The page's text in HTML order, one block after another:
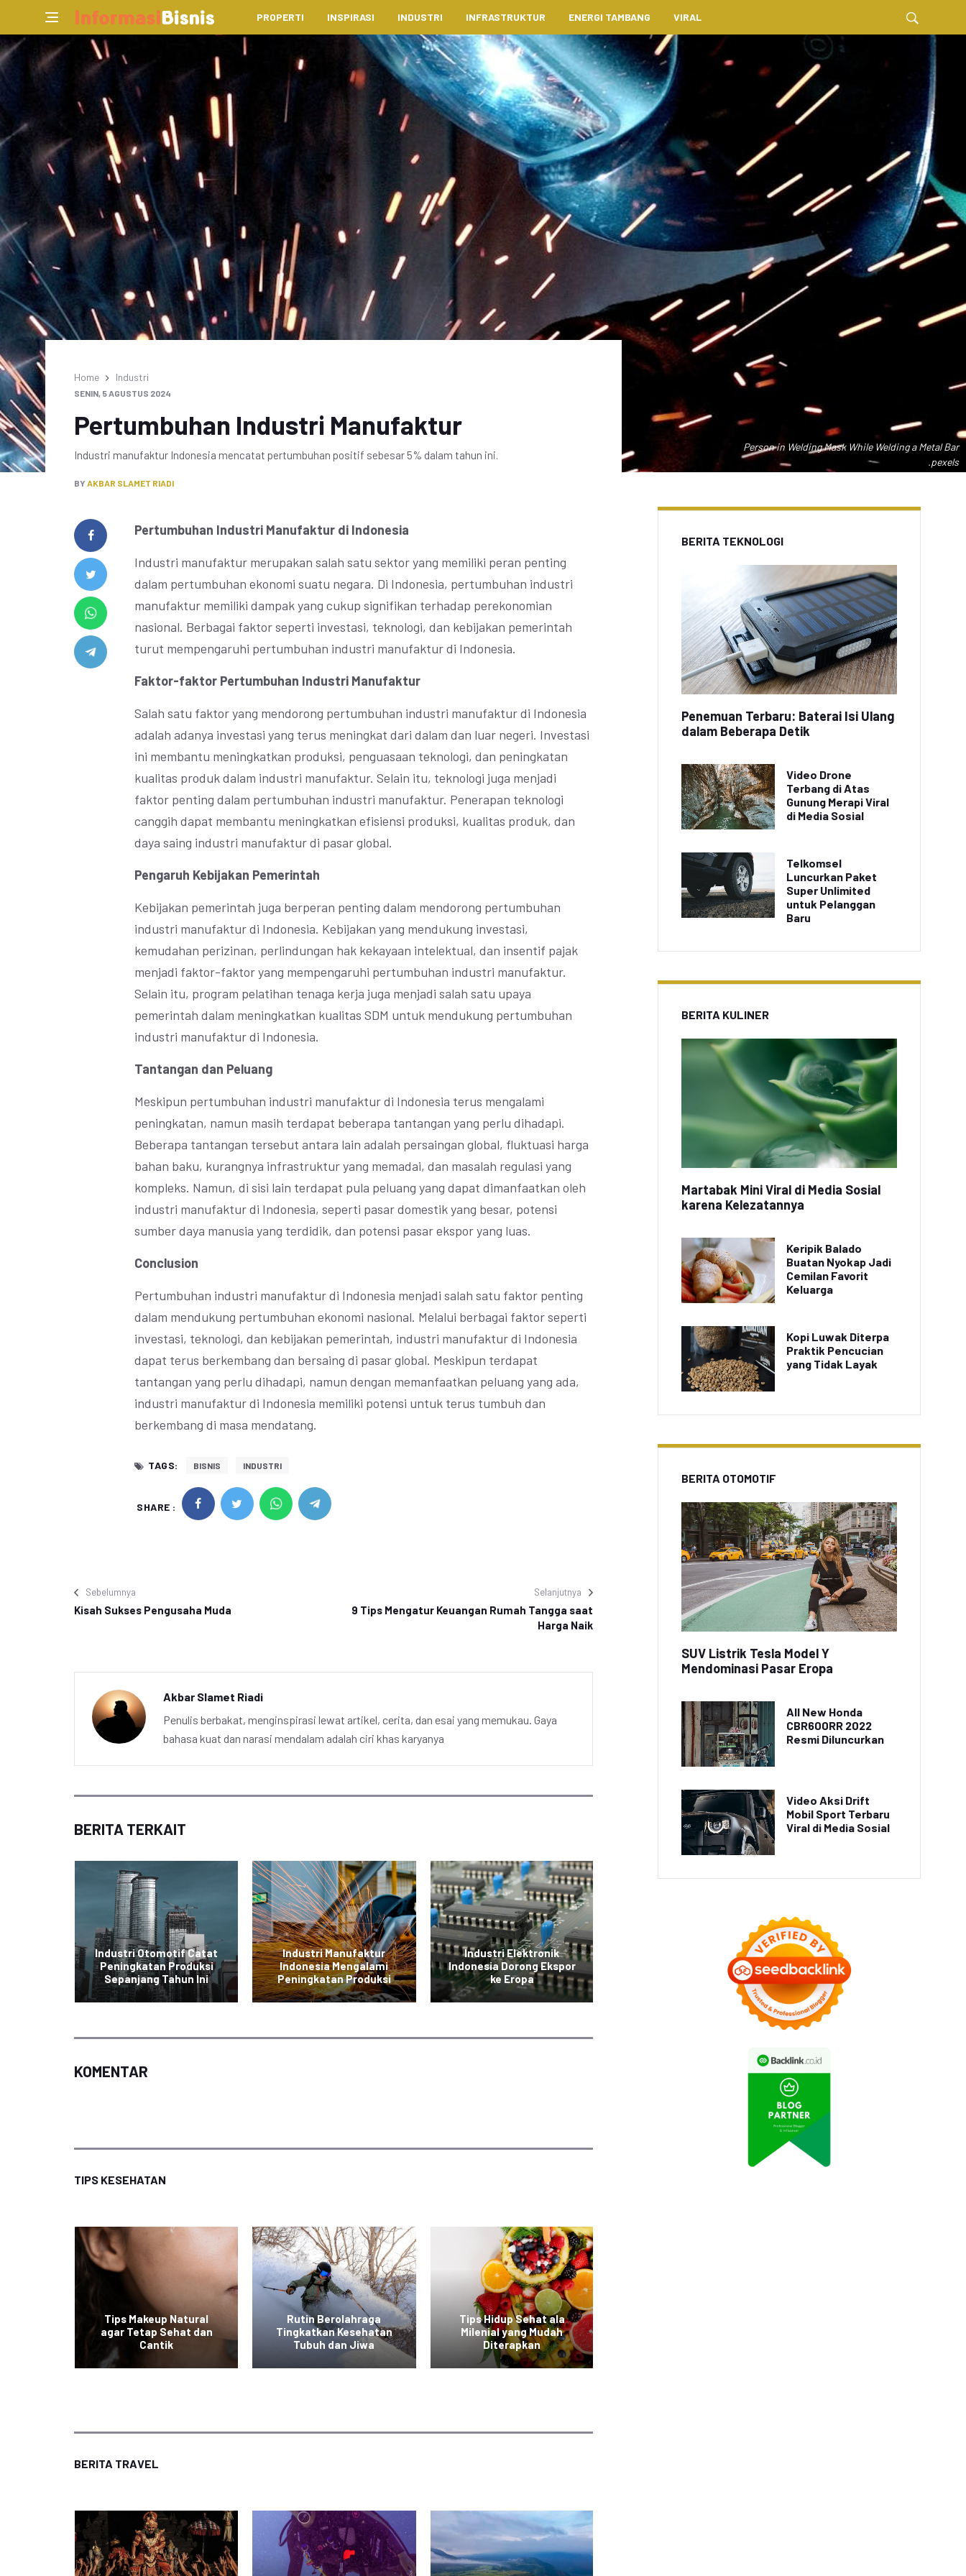
PROPERTI INSPIRASI INDUSTRI INFRASTRUKTUR ENERGI TAMBANG VIRAL
Person in Welding Mask While Welding a Metal Bar
.pexels
Home Industri
SENIN, 5 AGUSTUS 2024
Pertumbuhan Industri Manufaktur
Industri manufaktur Indonesia mencatat pertumbuhan positif sebesar 5% dalam tahun ini.
BY AKBAR SLAMET RIADI
Pertumbuhan Industri Manufaktur di Indonesia
Industri manufaktur merupakan salah satu sektor yang memiliki peran penting
dalam pertumbuhan ekonomi suatu negara. Di Indonesia, pertumbuhan industri
manufaktur memiliki dampak yang cukup signifikan terhadap perekonomian
nasional. Berbagai faktor seperti investasi, teknologi, dan kebijakan pemerintah
turut mempengaruhi pertumbuhan industri manufaktur di Indonesia.
Faktor-faktor Pertumbuhan Industri Manufaktur
Salah satu faktor yang mendorong pertumbuhan industri manufaktur di Indonesia
adalah adanya investasi yang terus meningkat dari dalam dan luar negeri. Investasi
ini membantu meningkatkan produksi, penguasaan teknologi, dan peningkatan
kualitas produk dalam industri manufaktur. Selain itu, teknologi juga menjadi
faktor penting dalam pertumbuhan industri manufaktur. Penerapan teknologi
canggih dapat membantu meningkatkan efisiensi produksi, kualitas produk, dan
daya saing industri manufaktur di pasar global.
Pengaruh Kebijakan Pemerintah
Kebijakan pemerintah juga berperan penting dalam mendorong pertumbuhan
industri manufaktur di Indonesia. Kebijakan yang mendukung investasi,
kemudahan perizinan, perlindungan hak kekayaan intelektual, dan insentif pajak
menjadi faktor-faktor yang mempengaruhi pertumbuhan industri manufaktur.
Selain itu, program pelatihan tenaga kerja juga menjadi salah satu upaya
pemerintah dalam meningkatkan kualitas SDM untuk mendukung pertumbuhan
industri manufaktur di Indonesia.
Tantangan dan Peluang
Meskipun pertumbuhan industri manufaktur di Indonesia terus mengalami
peningkatan, namun masih terdapat beberapa tantangan yang perlu dihadapi.
Beberapa tantangan tersebut antara lain adalah persaingan global, fluktuasi harga
bahan baku, kurangnya infrastruktur yang memadai, dan masalah regulasi yang
kompleks. Namun, di sisi lain terdapat pula peluang yang dapat dimanfaatkan oleh
industri manufaktur di Indonesia, seperti pasar domestik yang besar, potensi
sumber daya manusia yang terdidik, dan potensi pasar ekspor yang luas.
Conclusion
Pertumbuhan industri manufaktur di Indonesia menjadi salah satu faktor penting
dalam mendukung pertumbuhan ekonomi nasional. Melalui berbagai faktor seperti
investasi, teknologi, dan kebijakan pemerintah, industri manufaktur di Indonesia
dapat terus berkembang dan bersaing di pasar global. Meskipun terdapat
tantangan yang perlu dihadapi, namun dengan memanfaatkan peluang yang ada,
industri manufaktur di Indonesia memiliki potensi untuk terus tumbuh dan
berkembang di masa mendatang.
TAGS: BISNIS INDUSTRI
SHARE :
Sebelumnya
Kisah Sukses Pengusaha Muda
Selanjutnya
9 Tips Mengatur Keuangan Rumah Tangga saat
Harga Naik
Akbar Slamet Riadi
Penulis berbakat, menginspirasi lewat artikel, cerita, dan esai yang memukau. Gaya
bahasa kuat dan narasi mendalam adalah ciri khas karyanya
BERITA TERKAIT
Industri Otomotif Catat
Peningkatan Produksi
Sepanjang Tahun Ini
Industri Manufaktur
Indonesia Mengalami
Peningkatan Produksi
Industri Elektronik
Indonesia Dorong Ekspor
ke Eropa
Industri Otomotif Catat
Peningkatan Produksi
Sepanjang Tahun Ini
Industri Manufaktur
Indonesia Mengalami
Peningkatan Produksi
KOMENTAR
TIPS KESEHATAN
Tips Makeup Natural
agar Tetap Sehat dan
Cantik
Rutin Berolahraga
Tingkatkan Kesehatan
Tubuh dan Jiwa
Tips Hidup Sehat ala
Milenial yang Mudah
Diterapkan
BERITA TRAVEL
BERITA TEKNOLOGI
Penemuan Terbaru: Baterai Isi Ulang
dalam Beberapa Detik
Video Drone
Terbang di Atas
Gunung Merapi Viral
di Media Sosial
Telkomsel
Luncurkan Paket
Super Unlimited
untuk Pelanggan
Baru
BERITA KULINER
Martabak Mini Viral di Media Sosial
karena Kelezatannya
Keripik Balado
Buatan Nyokap Jadi
Cemilan Favorit
Keluarga
Kopi Luwak Diterpa
Praktik Pencucian
yang Tidak Layak
BERITA OTOMOTIF
SUV Listrik Tesla Model Y
Mendominasi Pasar Eropa
All New Honda
CBR600RR 2022
Resmi Diluncurkan
Video Aksi Drift
Mobil Sport Terbaru
Viral di Media Sosial